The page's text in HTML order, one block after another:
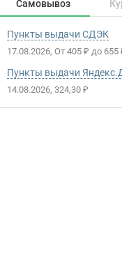
Самовывоз
Пункты выдачи СДЭК
17.08.2026 От 405₽ до 655
Пункты выдачи
14.08.2026 324,30₽